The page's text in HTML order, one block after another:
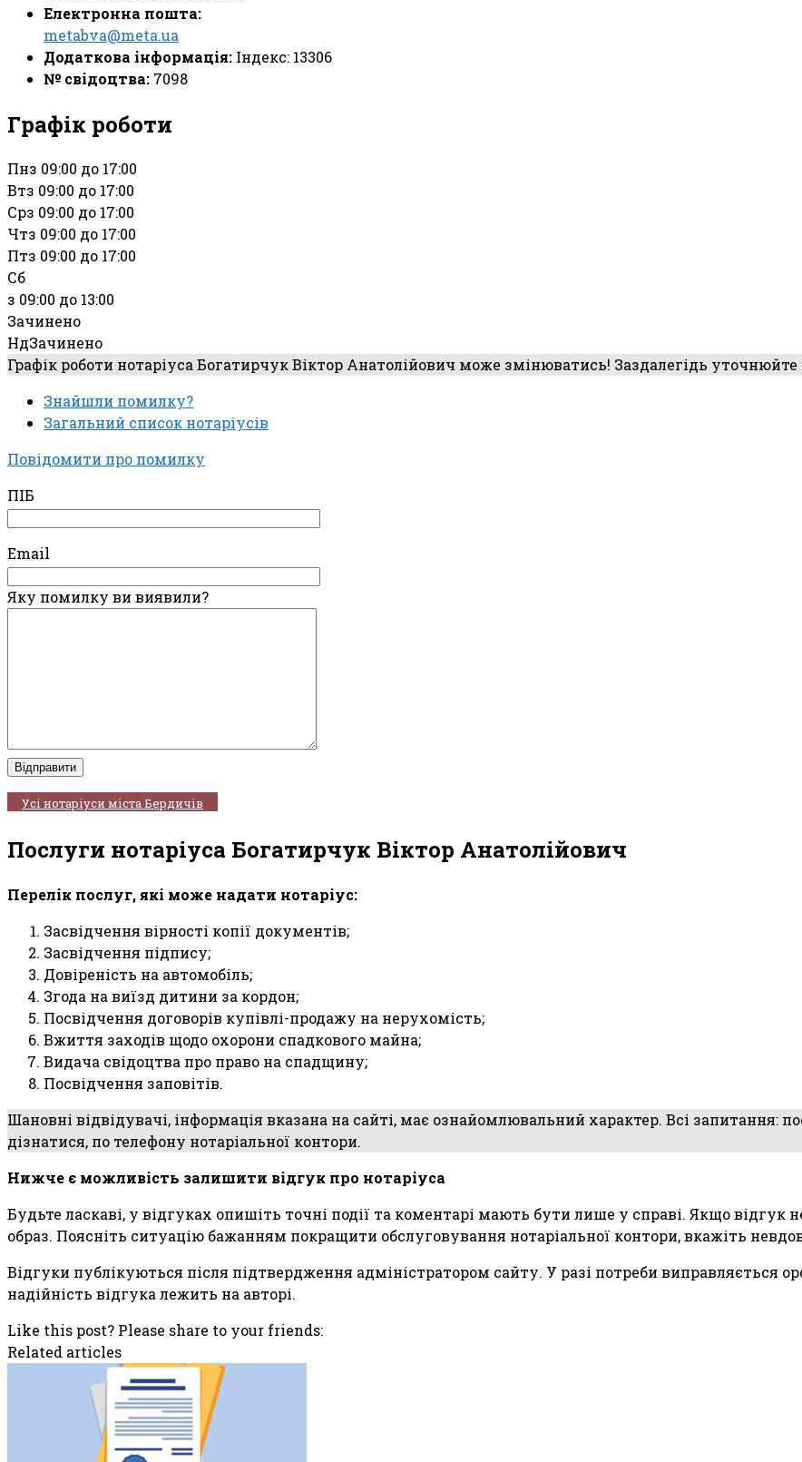
Електронна пошта:
metabva@meta.ua
Додаткова інформація: Індекс: 13306
№ свідоцтва: 7098
Графік роботи
Пнз 09:00 до 17:00
Втз 09:00 до 17:00
Срз 09:00 до 17:00
Чтз 09:00 до 17:00
Птз 09:00 до 17:00
Сб
з 09:00 до 13:00
Зачинено
НдЗачинено
Графік роботи нотаріуса Богатирчук Віктор Анатолійович може змінюватись! Заздалегідь
Знайшли помилку?
Загальний список нотаріусів
Повідомити про помилку
ПІБ
Email
Яку помилку ви виявили?
Усі нотаріуси міста Бердичів
Послуги нотаріуса Богатирчук Віктор Анатолійович
Перелік послуг, які може надати нотаріус:
Засвідчення вірності копії документів;
Засвідчення підпису;
Довіреність на автомобіль;
Згода на виїзд дитини за кордон;
Посвідчення договорів купівлі-продажу на нерухомість;
Вжиття заходів щодо охорони спадкового майна;
Видача свідоцтва про право на спадщину;
Посвідчення заповітів.
Шановні відвідувачі, інформація вказана на сайті, має ознайомлювальний характер. Всі запитання:
дізнатися, по телефону нотаріальної контори.
Нижче є можливість залишити відгук про нотаріуса
Будьте ласкаві, у відгуках опишіть точні події та коментарі мають бути лише у справі. Якщо
образ. Поясніть ситуацію бажанням покращити обслуговування нотаріальної контори, вкажіть
Відгуки публікуються після підтвердження адміністратором сайту. У разі потреби виправляється
надійність відгука лежить на авторі.
Like this post? Please share to your friends:
Related articles